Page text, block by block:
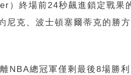
）終場前24秒飆進鎖定戰果
克、波士頓塞爾蒂克的勝
總冠軍僅剩最後8場勝